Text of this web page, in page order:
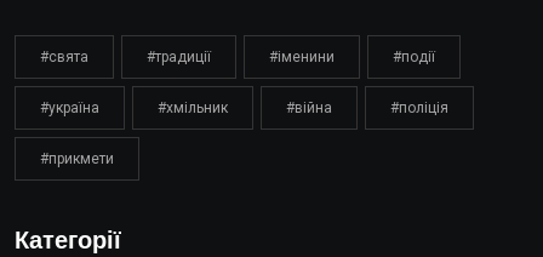
#свята #традиції #іменини #події
#україна #хмільник #війна #поліція
#прикмети
Категорії